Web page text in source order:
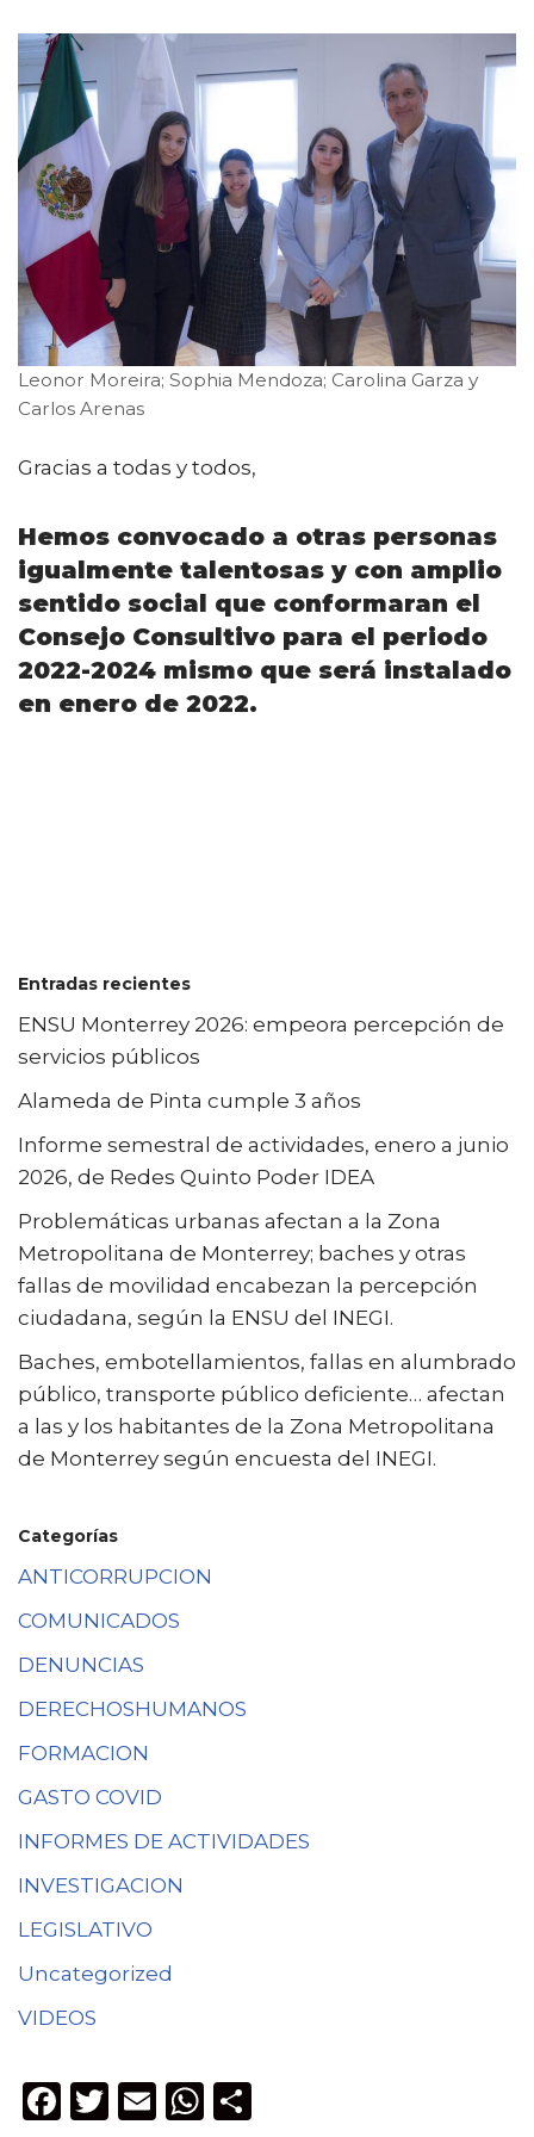
Leonor Moreira; Sophia Mendoza; Carolina Garza y
Carlos Arenas
Gracias a todas y todos,
Hemos convocado a otras personas
igualmente talentosas y con amplio
sentido social que conformaran el
Consejo Consultivo para el periodo
2022-2024 mismo que será instalado
en enero de 2022.
Entradas recientes
ENSU Monterrey 2026: empeora percepción de
servicios públicos
Alameda de Pinta cumple 3 años
Informe semestral de actividades, enero a junio
2026, de Redes Quinto Poder IDEA
Problemáticas urbanas afectan a la Zona
Metropolitana de Monterrey; baches y otras
fallas de movilidad encabezan la percepción
ciudadana, según la ENSU del INEGI.
Baches, embotellamientos, fallas en alumbrado
público, transporte público deficiente… afectan
a las y los habitantes de la Zona Metropolitana
de Monterrey según encuesta del INEGI.
Categorías
ANTICORRUPCION
COMUNICADOS
DENUNCIAS
DERECHOSHUMANOS
FORMACION
GASTO COVID
INFORMES DE ACTIVIDADES
INVESTIGACION
LEGISLATIVO
Uncategorized
VIDEOS
F
T
E
W